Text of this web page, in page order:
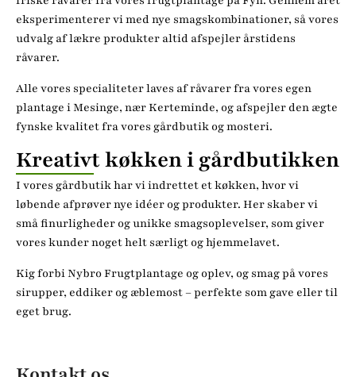
eksperimenterer vi med nye smagskombinationer, så vores
udvalg af lækre produkter altid afspejler årstidens
råvarer.
Alle vores specialiteter laves af råvarer fra vores egen
plantage i Mesinge, nær Kerteminde, og afspejler den ægte
fynske kvalitet fra vores gårdbutik og mosteri.
Kreativt køkken i gårdbutikken
I vores gårdbutik har vi indrettet et køkken, hvor vi
løbende afprøver nye idéer og produkter. Her skaber vi
små finurligheder og unikke smagsoplevelser, som giver
vores kunder noget helt særligt og hjemmelavet.
Kig forbi Nybro Frugtplantage og oplev, og smag på vores
sirupper, eddiker og æblemost – perfekte som gave eller til
eget brug.